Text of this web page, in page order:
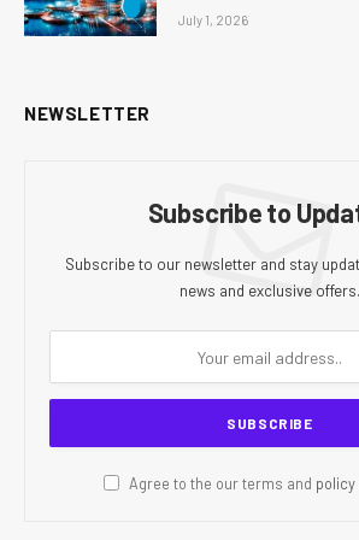
July 1, 2026
NEWSLETTER
Subscribe to
Subscribe to our newsletter and stay
news and exclusive offers.
Agree to the our terms and policy